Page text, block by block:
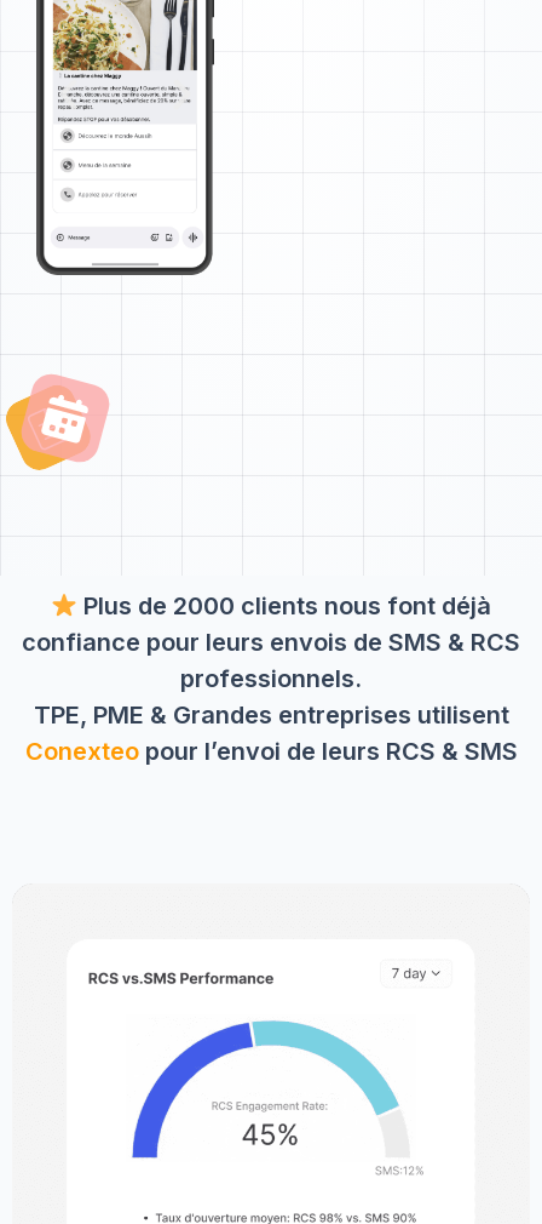
Plus de 2000 clients nous font déjà
confiance pour leurs envois de SMS & RCS
professionnels.
TPE, PME & Grandes entreprises utilisent
Conexteopour l’envoi de leurs RCS & SMS